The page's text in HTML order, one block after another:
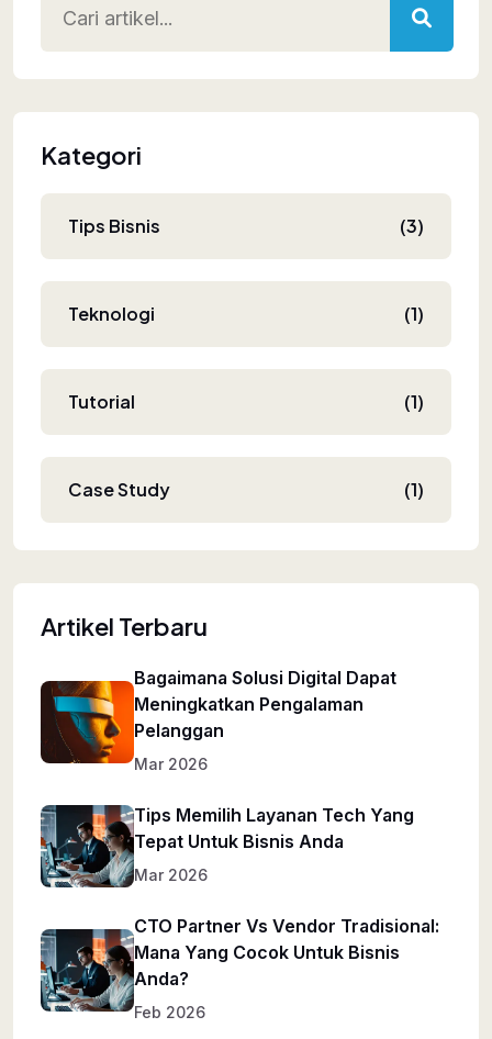
Kategori
Tips Bisnis (3)
Teknologi (1)
Tutorial (1)
Case Study (1)
Artikel Terbaru
Bagaimana Solusi Digital Dapat
Meningkatkan Pengalaman
Pelanggan
Mar 2026
Tips Memilih Layanan Tech Yang
Tepat Untuk Bisnis Anda
Mar 2026
CTO Partner Vs Vendor Tradisional:
Mana Yang Cocok Untuk Bisnis
Anda?
Feb 2026